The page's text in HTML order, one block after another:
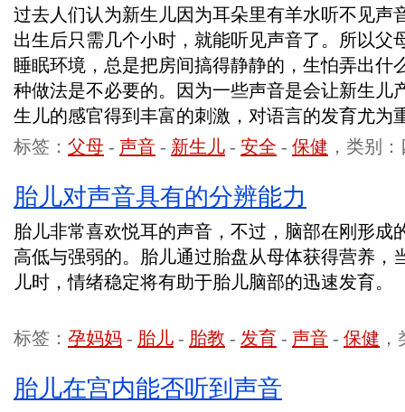
过去人们认为新生儿因为耳朵里有羊水听不见声
出生后只需几个小时，就能听见声音了。所以父
睡眠环境，总是把房间搞得静静的，生怕弄出什
种做法是不必要的。因为一些声音是会让新生儿
生儿的感官得到丰富的刺激，对语言的发育尤为
标签： 父母 - 声音 - 新生儿 - 安全 - 保健 ，类别
胎儿对声音具有的分辨能力
胎儿非常喜欢悦耳的声音，不过，脑部在刚形成
高低与强弱的。胎儿通过胎盘从母体获得营养，
儿时，情绪稳定将有助于胎儿脑部的迅速发育。
标签： 孕妈妈 - 胎儿 - 胎教 - 发育 - 声音 - 保健
胎儿在宫内能否听到声音